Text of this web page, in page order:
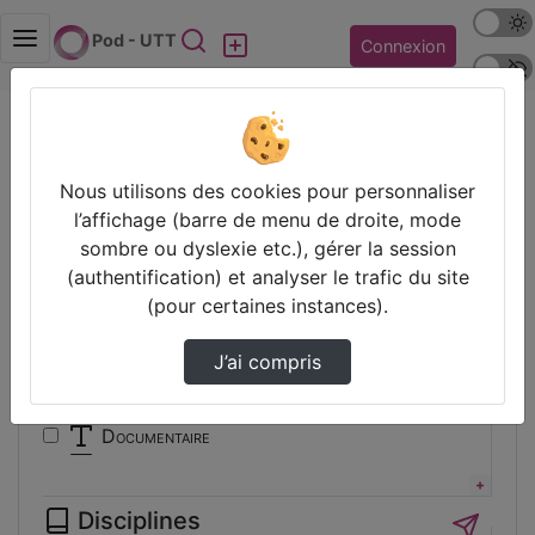
Pod - UTT Rechercher Connexion
Mode
Police
Filtres
Types
Animation
Conférence
Cours
Documentaire
Interview
Disciplines
Nous utilisons des cookies pour personnaliser
l’affichage (barre de menu de droite, mode
sombre ou dyslexie etc.), gérer la session
(authentification) et analyser le trafic du site
(pour certaines instances).
J’ai compris